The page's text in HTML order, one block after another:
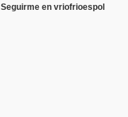
Seguirme en vriofrioespol